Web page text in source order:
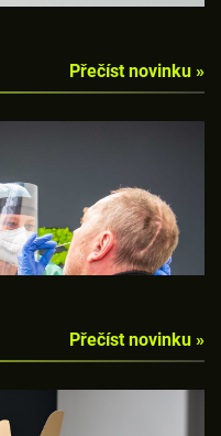
Přečíst novinku »
Přečíst novinku »